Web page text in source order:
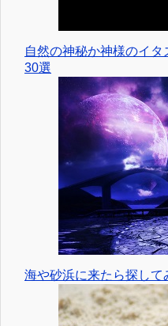
自然の神秘か神様のイタ
30選
海や砂浜に来たら探して